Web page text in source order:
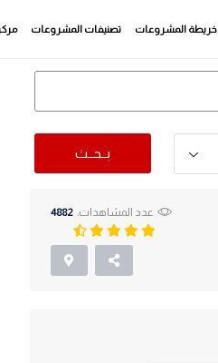
خريطة المشروعات تصنيفات المشروعات
بــحــث
عدد المشاهدات: 4882